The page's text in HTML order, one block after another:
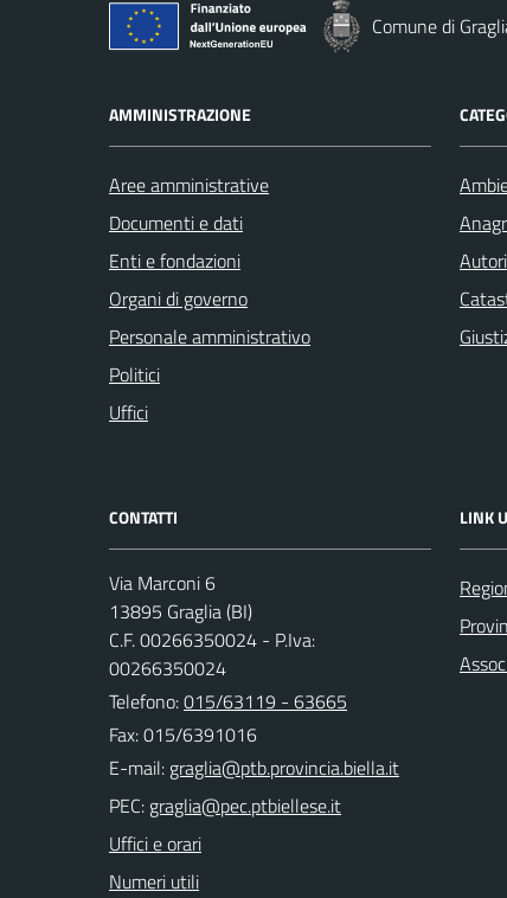
Comune di
AMMINISTRAZIONE
Aree amministrative
Documenti e dati
Enti e fondazioni
Organi di governo
Personale amministrativo
Politici
Uffici
CONTATTI
Via Marconi 6
13895 Graglia (BI)
C.F. 00266350024 - P.Iva:
00266350024
Telefono:015/63119 - 63665
Fax: 015/6391016
E-mail:
PEC:
Uffici e orari
Numeri utili
LINK